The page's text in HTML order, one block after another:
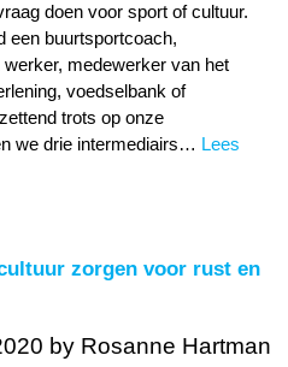
doen voor sport of cultuur.
een buurtsportcoach,
medewerker van het
voedselbank of
trots op onze
we drie intermediairs… Lees
zorgen voor rust en
by Rosanne Hartman